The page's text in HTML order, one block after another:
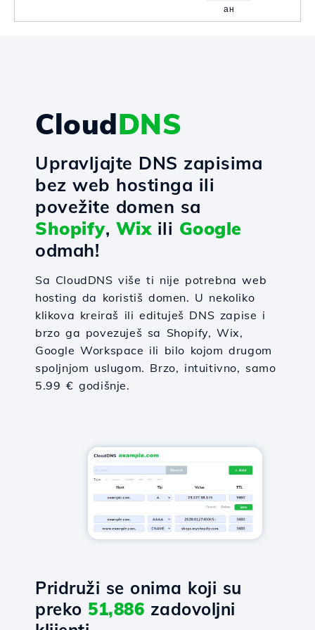
ан
CloudDNS
Upravljajte DNS zapisima
bez web hostinga ili
povežite domen sa
Shopify, Wixili Google
odmah!
Sa CloudDNS više ti nije potrebna web
hosting da koristiš domen. U nekoliko
klikova kreiraš ili edituješ DNS zapise i
brzo ga povezuješ sa Shopify, Wix,
Google Workspace ili bilo kojom drugom
spoljnjom uslugom. Brzo, intuitivno, samo
5.99 € godišnje.
Pridruži se onima koji su
preko 51,886 zadovoljni